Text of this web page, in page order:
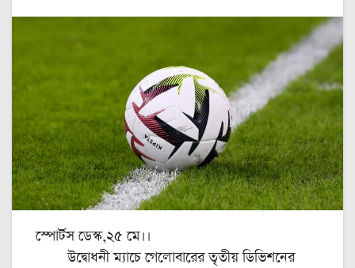
স্পোর্টস ডেস্ক,২৫ মে।।
উদ্বোধনী ম্যাচে গেলোবারের তৃতীয় ডিভিশনের